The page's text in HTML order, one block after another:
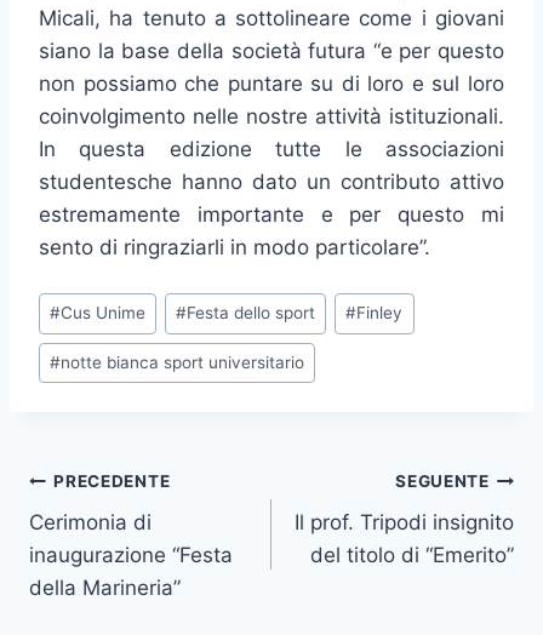
Micali, ha tenuto a sottolineare come i giovani
siano la base della società futura “e per questo
non possiamo che puntare su di loro e sul loro
coinvolgimento nelle nostre attività istituzionali.
In questa edizione tutte le associazioni
studentesche hanno dato un contributo attivo
estremamente importante e per questo mi
sento di ringraziarli in modo particolare”.
Tag
articolo:
#Cus Unime #Festa dello sport #Finley
#notte bianca sport universitario
Navigazione
articoli
PRECEDENTE
Cerimonia di
inaugurazione “Festa
della Marineria”
SEGUENTE
Il prof. Tripodi insignito
del titolo di “Emerito”